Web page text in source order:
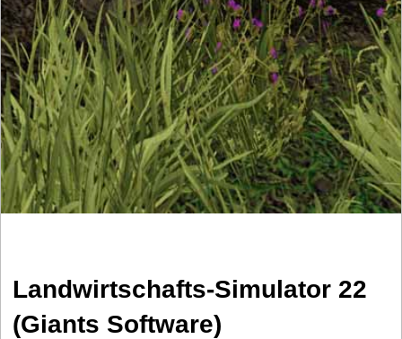
Landwirtschafts-Simulator 22
(Giants Software)